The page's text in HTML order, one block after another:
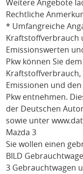
Weitere Angebote
Rechtliche
* Umfangreiche
Kraftstoffverbrauch
Emissionswerten
Pkw können Sie
Kraftstoffverbrauch,
Emissionen und
Pkw entnehmen.
der Deutschen
sowie unter
Mazda 3
Sie wollen einen
BILD
3 Gebrauchtwagen